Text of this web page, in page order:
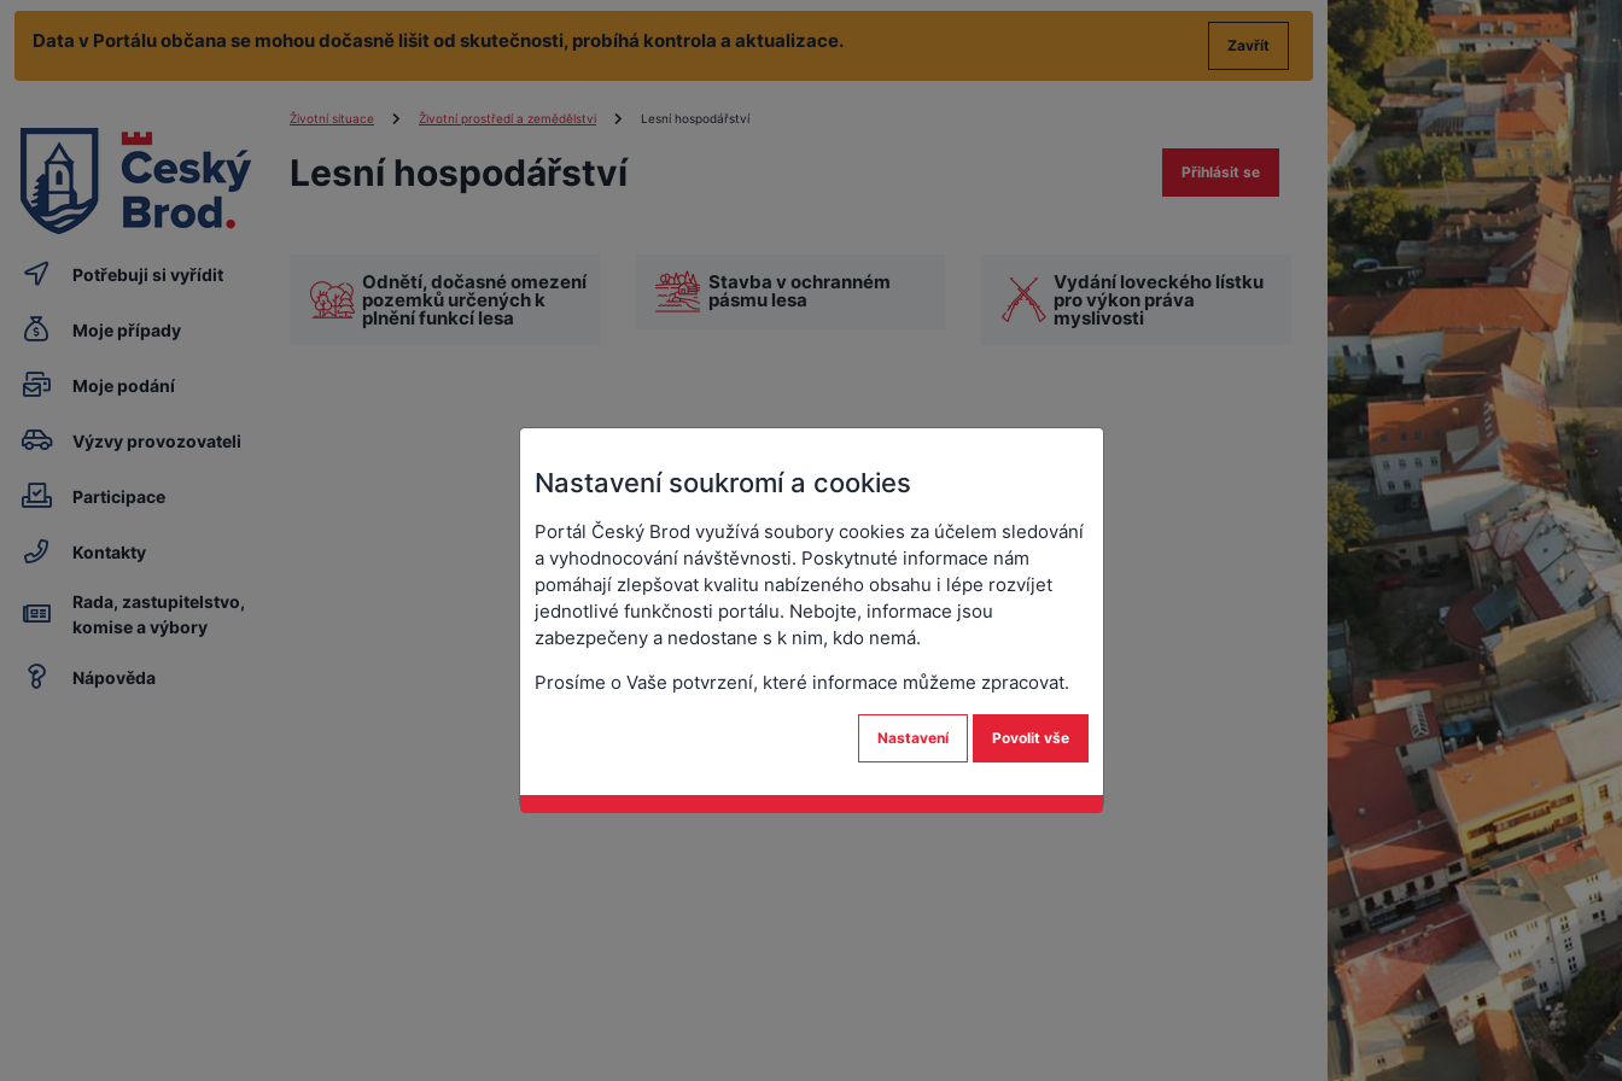
Data v Portálu občana se mohou dočasně lišit od skutečnosti, probíhá kontrola a aktualizace. Zavřít
Potřebuji si vyřídit
Moje případy
Moje podání
Výzvy provozovateli
Participace
Kontakty
Rada, zastupitelstvo,
komise a výbory
Nápověda
Životní situace Životní prostředí a zemědělstvi Lesní hospodářství
Lesní hospodářství Přihlásit se
Odnětí, dočasné omezení
pozemků určených k
plnění funkcí lesa
Stavba v ochranném
pásmu lesa
Vydání loveckého lístku
pro výkon práva
myslivosti
Nastavení soukromí a cookies
Portál Český Brod využívá soubory cookies za účelem sledování
a vyhodnocování návštěvnosti. Poskytnuté informace nám
pomáhají zlepšovat kvalitu nabízeného obsahu i lépe rozvíjet
jednotlivé funkčnosti portálu. Nebojte, informace jsou
zabezpečeny a nedostane s k nim, kdo nemá.
Prosíme o Vaše potvrzení, které informace můžeme zpracovat.
Nastavení Povolit vše